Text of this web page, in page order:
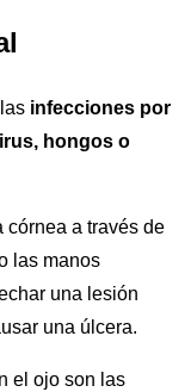
infecciones por
hongos o
córnea a través de
las manos
una lesión
una úlcera.
el ojo son las